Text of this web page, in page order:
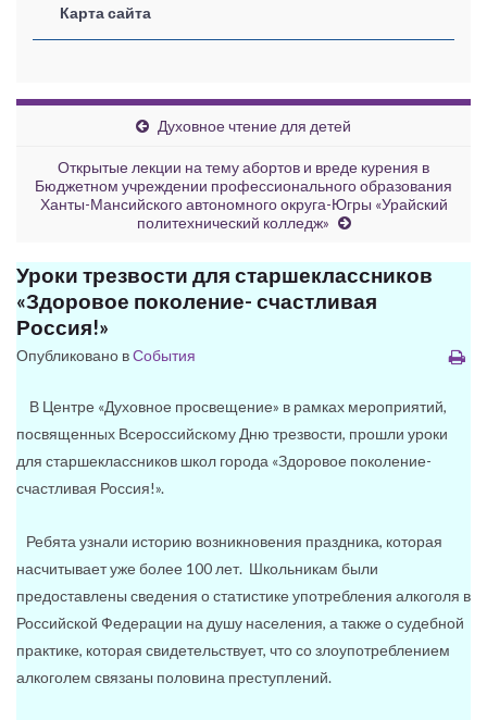
Карта сайта
Духовное чтение для детей
Открытые лекции на тему абортов и вреде курения в
Бюджетном учреждении профессионального образования
Ханты-Мансийского автономного округа-Югры «Урайский
политехнический колледж»
Уроки трезвости для старшеклассников
«Здоровое поколение- счастливая
Россия!»
Опубликовано вСобытия
В Центре «Духовное просвещение» в рамках мероприятий,
посвященных Всероссийскому Дню трезвости, прошли уроки
для старшеклассников школ города «Здоровое поколение-
счастливая Россия!».
Ребята узнали историю возникновения праздника, которая
насчитывает уже более 100 лет. Школьникам были
предоставлены сведения о статистике употребления алкоголя в
Российской Федерации на душу населения, а также о судебной
практике, которая свидетельствует, что со злоупотреблением
алкоголем связаны половина преступлений.